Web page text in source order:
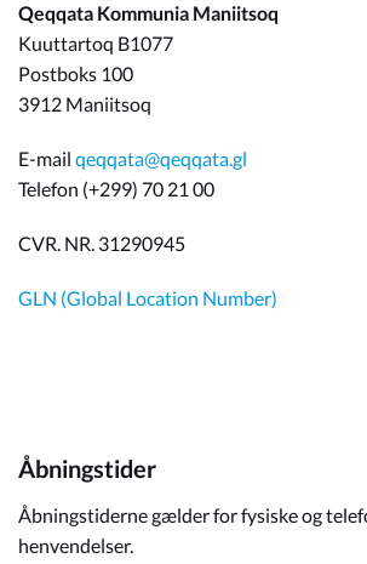
Qeqqata Kommunia Maniitsoq
Kuuttartoq B1077
Postboks 100
3912 Maniitsoq
E-mail qeqqata@qeqqata.gl
Telefon (+299) 70 21 00
CVR. NR. 31290945
GLN (Global Location Number)
Åbningstider
Åbningstiderne gælder for fysiske og
henvendelser.